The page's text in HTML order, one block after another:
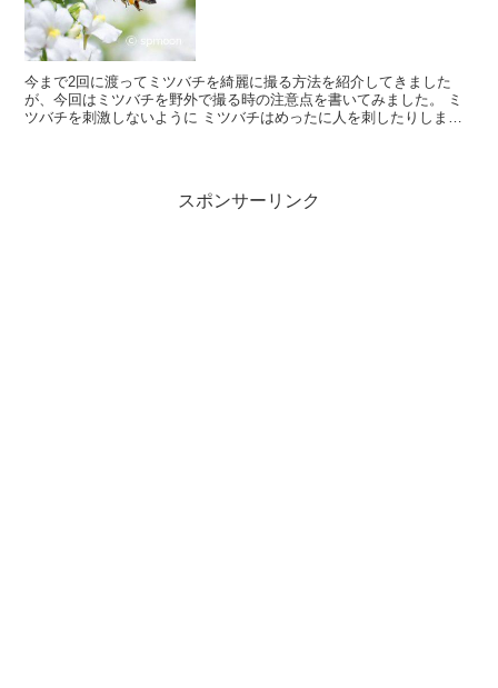
今まで2回に渡ってミツバチを綺麗に撮る方法を紹介してきました
が、今回はミツバチを野外で撮る時の注意点を書いてみました。 ミ
ツバチを刺激しないように ミツバチはめったに人を刺したりしませ
スポンサーリンク